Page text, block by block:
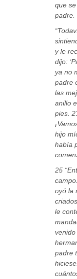
que
padre.
y le
dijo:
ya no
padre
las
anillo
pies.
hijo
había
25
oyó la
le
venido
padre